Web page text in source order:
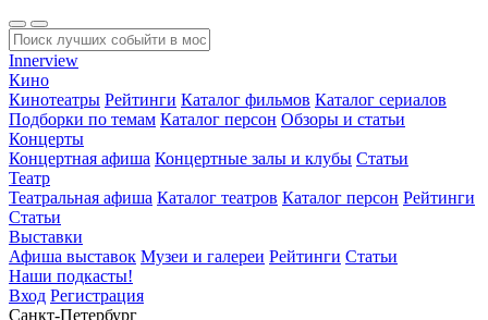
Innerview
Кино
Кинотеатры Рейтинги Каталог фильмов Каталог сериалов
Подборки по темам Каталог персон Обзоры и статьи
Концерты
Концертная афиша Концертные залы и клубы Статьи
Театр
Театральная афиша Каталог театров Каталог персон Рейтинги
Статьи
Выставки
Афиша выставок Музеи и галереи Рейтинги Статьи
Наши подкасты!
Вход Регистрация
Санкт-Петербург